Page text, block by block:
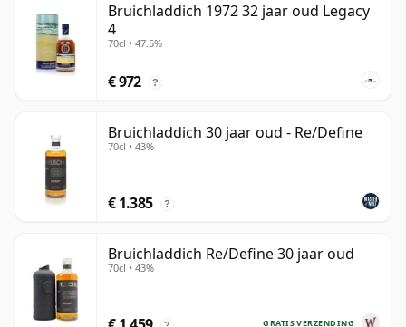
Bruichladdich 1972 32 jaar oud Legacy
4
70cl • 47.5%
€ 972 ?
Bruichladdich 30 jaar oud - Re/Define
70cl • 43%
€ 1.385 ?
Bruichladdich Re/Define 30 jaar oud
70cl • 43%
GRATIS VERZENDING